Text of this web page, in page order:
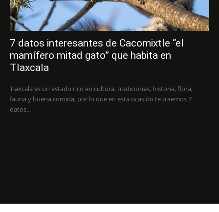
7 datos interesantes de Cacomixtle “el
mamífero mitad gato” que habita en
Tlaxcala
Tlaxcala es un estado rico en cultura, tradiciones, historia, flora,
fauna y buena comida, por lo que en esta ocasión te traemos 7
datos...